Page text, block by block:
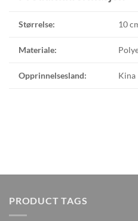
Størrelse: 10
Materiale:
Opprinnelsesland: Kina
PRODUCT TAGS